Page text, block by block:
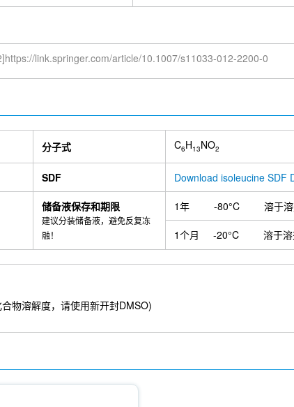
link.springer.com/article/10.1007/s11033-012-2200-0
分子式 C6H13NO2
SDF Download isoleucine SDF
储备液保存和期限
建议分装储备液，避免反复冻
融！
1年 -80°C 溶于
1个月 -20°C 溶于
物溶解度，请使用新开封DMSO)